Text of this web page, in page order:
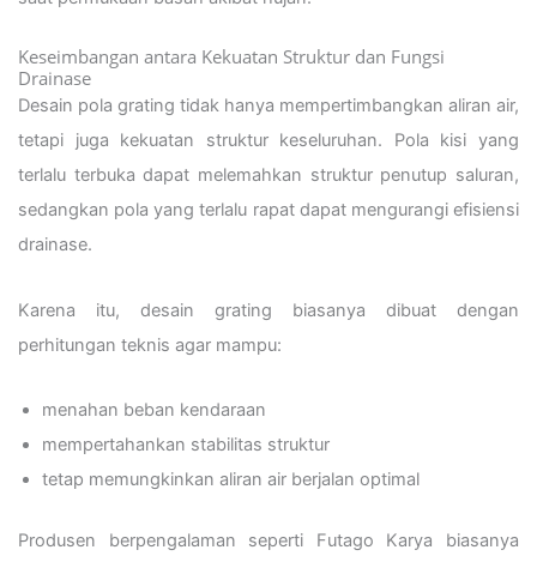
Keseimbangan antara Kekuatan Struktur dan Fungsi
Drainase
Desain pola grating tidak hanya mempertimbangkan aliran air,
tetapi juga kekuatan struktur keseluruhan. Pola kisi yang
terlalu terbuka dapat melemahkan struktur penutup saluran,
sedangkan pola yang terlalu rapat dapat mengurangi efisiensi
drainase.
Karena itu, desain grating biasanya dibuat dengan
perhitungan teknis agar mampu:
menahan beban kendaraan
mempertahankan stabilitas struktur
tetap memungkinkan aliran air berjalan optimal
Produsen berpengalaman seperti Futago Karya biasanya